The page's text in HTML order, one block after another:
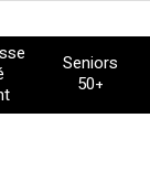
Seniors
50+